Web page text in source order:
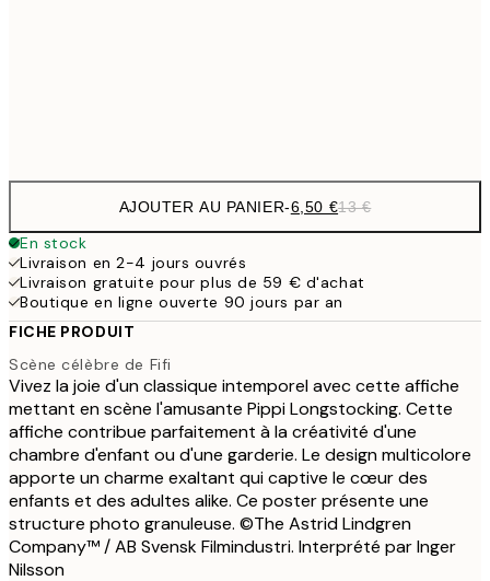
AJOUTER AU PANIER-6,50 €13 €
En stock
Livraison en 2-4 jours ouvrés
Livraison gratuite pour plus de 59 € d'achat
Boutique en ligne ouverte 90 jours par an
FICHE PRODUIT
Scène célèbre de Fifi
Vivez la joie d'un classique intemporel avec cette affiche
mettant en scène l'amusante Pippi Longstocking. Cette
affiche contribue parfaitement à la créativité d'une
chambre d'enfant ou d'une garderie. Le design multicolore
apporte un charme exaltant qui captive le cœur des
enfants et des adultes alike. Ce poster présente une
structure photo granuleuse. ©The Astrid Lindgren
Company™ / AB Svensk Filmindustri. Interprété par Inger
Nilsson